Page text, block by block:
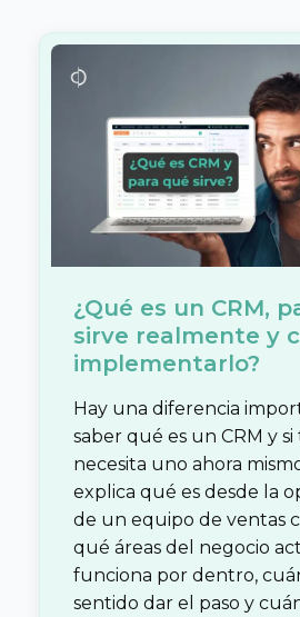
¿Qué es un CRM,
sirve realmente y
implementarlo?
Hay una diferencia
saber qué es un CRM y
necesita uno ahora
explica qué es desde la
de un equipo de ventas
qué áreas del negocio
funciona por dentro,
sentido dar el paso y